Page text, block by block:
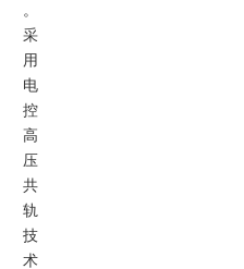
。
采
用
电
控
高
压
共
轨
技
术